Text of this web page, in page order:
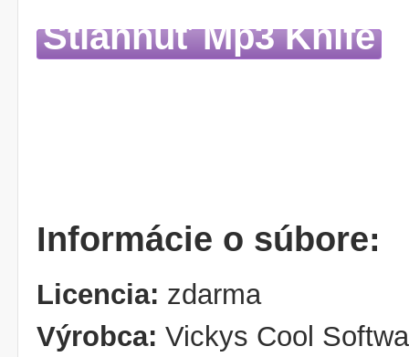
Stiahnuť Mp3 Knife
Informácie o súbore:
Licencia: zdarma
Výrobca: Vickys Cool